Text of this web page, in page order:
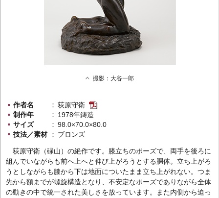
撮影：大谷一郎
作者名
荻原守衛
制作年
1978年鋳造
サイズ
98.0×70.0×80.0
技法／素材
ブロンズ
荻原守衛（碌山）の絶作です。膝立ちのポーズで、両手を後ろに
組んでいながらも前へ上へと伸び上がろうとする胴体。立ち上がろ
うとしながらも膝から下は地面についたまま立ち上がれない。つま
先から額までが螺旋構造となり、不安定なポーズでありながら全体
の動きの中で統一された美しさを放っています。また内側から迫っ